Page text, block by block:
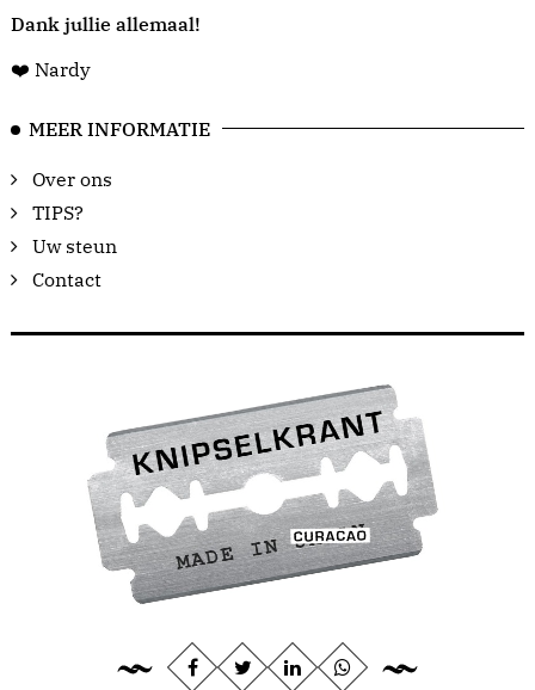
Dank jullie allemaal!
❤️ Nardy
MEER INFORMATIE
Over ons
TIPS?
Uw steun
Contact